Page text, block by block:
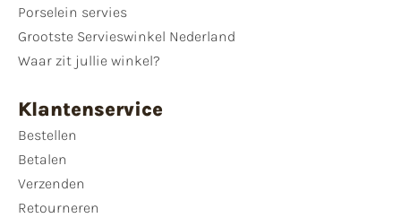
Porselein servies
Grootste Servieswinkel Nederland
Waar zit jullie winkel?
Klantenservice
Bestellen
Betalen
Verzenden
Retourneren